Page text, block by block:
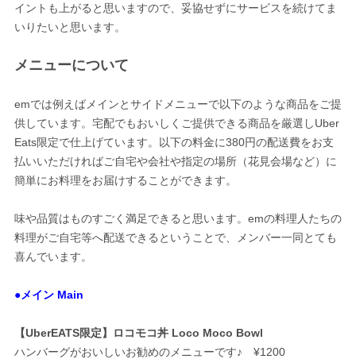
イントも上がると思いますので、妥協せずにサービスを続けてま
いりたいと思います。
メニューについて
emでは例えばメインとサイドメニューで以下のような商品をご提
供しています。宅配でもおいしくご提供できる商品を厳選しUber
Eats限定で仕上げています。以下の料金に380円の配送費をお支
払いいただければご自宅や会社や指定の場所（花見会場など）に
簡単にお料理をお届けすることができます。
味や品質はものすごく満足できると思います。emの料理人たちの
料理がご自宅等へ配送できるということで、メンバー一同とても
喜んでいます。
●メイン Main
【UberEATS限定】ロコモコ丼 Loco Moco Bowl
ハンバーグがおいしいお勧めのメニューです♪ ¥1200